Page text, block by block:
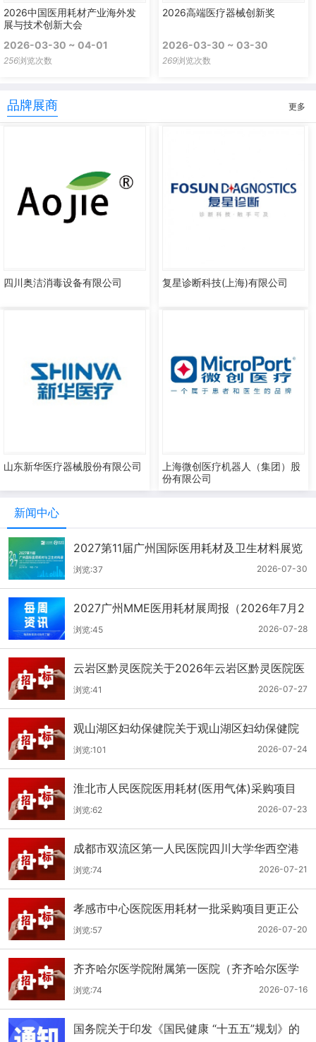
2026中国医用耗材产业海外发
展与技术创新大会
2026-03-30 ~ 04-01
256浏览次数
2026高端医疗器械创新奖
2026-03-30 ~ 03-30
269浏览次数
品牌展商 更多
四川奥洁消毒设备有限公司 复星诊断科技(上海)有限公司
山东新华医疗器械股份有限公司
上海微创医疗机器人（集团）股
份有限公司
新闻中心
2027第11届广州国际医用耗材及卫生材料展览
会（2026.7.21-7.27周报）
2026-07-30
浏览:37
2027广州MME医用耗材展周报（2026年7月2
1-27日）
2026-07-28
浏览:45
云岩区黔灵医院关于2026年云岩区黔灵医院医
用耗材采购项目（品目三）三次招标的公开招
标公告
2026-07-27
浏览:41
观山湖区妇幼保健院关于观山湖区妇幼保健院
医用耗材采购项目的公开招标公告
2026-07-24
浏览:101
淮北市人民医院医用耗材(医用气体)采购项目
（二次）招标公告
2026-07-23
浏览:62
成都市双流区第一人民医院四川大学华西空港
医院2026年第二批医用耗材采购项目招标公告
2026-07-21
浏览:74
孝感市中心医院医用耗材一批采购项目更正公
告
2026-07-20
浏览:57
齐齐哈尔医学院附属第一医院（齐齐哈尔医学
院第一临床医学院）口腔科医用耗材招标公告
2026-07-16
浏览:74
国务院关于印发《国民健康 “十五五”规划》的